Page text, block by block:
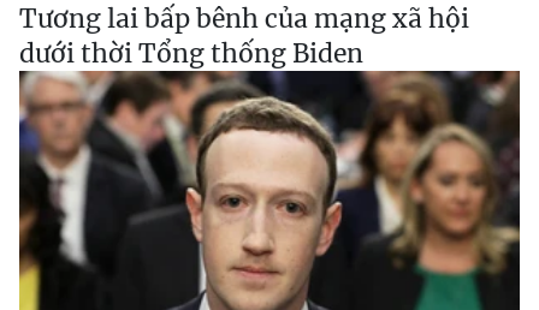
Tương lai bấp bênh của mạng xã hội
dưới thời Tổng thống Biden